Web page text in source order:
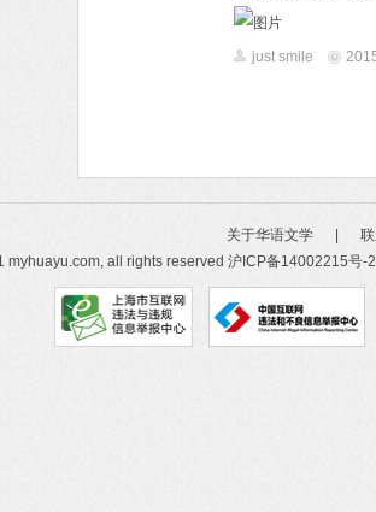
just smile
关于华语文学
myhuayu.com, all rights reserved 沪ICP备14002215号-2